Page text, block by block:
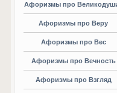
Афоризмы про
Афоризмы про Веру
Афоризмы про Вес
Афоризмы про Вечность
Афоризмы про Взгляд